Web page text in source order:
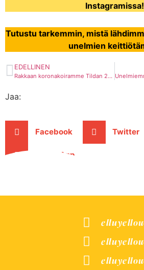
Instagramissa!
Tutustu tarkemmin, mistä
unelmien
EDELLINEN
Rakkaan koronakoiramme Tildan 2v-synttärit ja kevään tulevat koiranpennut
Jaa:
Facebook Twitter
WhatsApp